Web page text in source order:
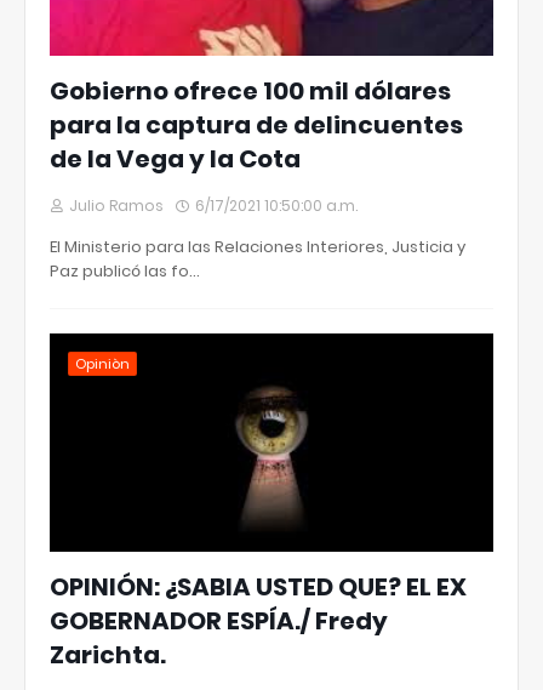
Gobierno ofrece 100 mil dólares
para la captura de delincuentes
de la Vega y la Cota
Julio Ramos 6/17/2021 10:50:00 a.m.
El Ministerio para las Relaciones Interiores, Justicia y
Paz publicó las fo…
Opiniòn
OPINIÓN: ¿SABIA USTED QUE? EL EX
GOBERNADOR ESPÍA./ Fredy
Zarichta.